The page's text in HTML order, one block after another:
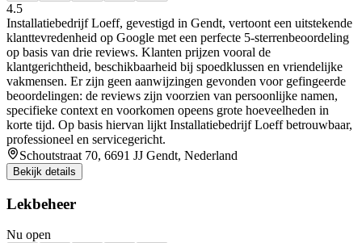
4.5
Installatiebedrijf Loeff, gevestigd in Gendt, vertoont een uitstekende
klanttevredenheid op Google met een perfecte 5‑sterrenbeoordeling
op basis van drie reviews. Klanten prijzen vooral de
klantgerichtheid, beschikbaarheid bij spoedklussen en vriendelijke
vakmensen. Er zijn geen aanwijzingen gevonden voor gefingeerde
beoordelingen: de reviews zijn voorzien van persoonlijke namen,
specifieke context en voorkomen opeens grote hoeveelheden in
korte tijd. Op basis hiervan lijkt Installatiebedrijf Loeff betrouwbaar,
professioneel en servicegericht.
Schoutstraat 70, 6691 JJ Gendt, Nederland
Bekijk details
Lekbeheer
Nu open